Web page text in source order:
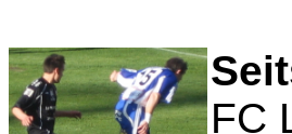
FC